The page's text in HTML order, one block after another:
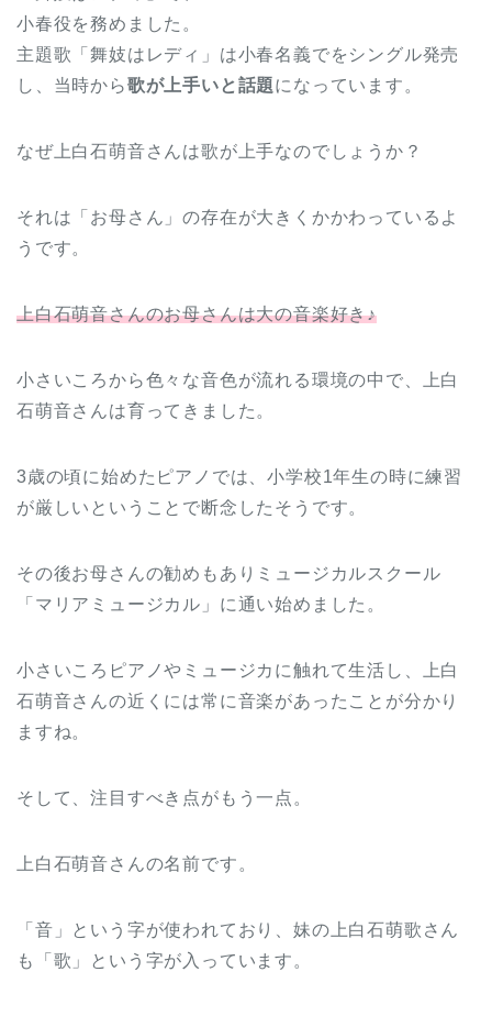
小春役を務めました。
主題歌「舞妓はレディ」は小春名義でをシングル発売
し、当時から歌が上手いと話題になっています。
なぜ上白石萌音さんは歌が上手なのでしょうか？
それは「お母さん」の存在が大きくかかわっているよ
うです。
上白石萌音さんのお母さんは大の音楽好き♪
小さいころから色々な音色が流れる環境の中で、上白
石萌音さんは育ってきました。
3歳の頃に始めたピアノでは、小学校1年生の時に練習
が厳しいということで断念したそうです。
その後お母さんの勧めもありミュージカルスクール
「マリアミュージカル」に通い始めました。
小さいころピアノやミュージカに触れて生活し、上白
石萌音さんの近くには常に音楽があったことが分かり
ますね。
そして、注目すべき点がもう一点。
上白石萌音さんの名前です。
「音」という字が使われており、妹の上白石萌歌さん
も「歌」という字が入っています。